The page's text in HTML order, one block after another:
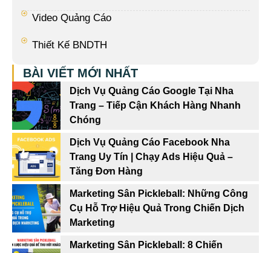
Video Quảng Cáo
Thiết Kế BNDTH
BÀI VIẾT MỚI NHẤT
Dịch Vụ Quảng Cáo Google Tại Nha
Trang – Tiếp Cận Khách Hàng Nhanh
Chóng
Dịch Vụ Quảng Cáo Facebook Nha
Trang Uy Tín | Chạy Ads Hiệu Quả –
Tăng Đơn Hàng
Marketing Sân Pickleball: Những Công
Cụ Hỗ Trợ Hiệu Quả Trong Chiến Dịch
Marketing
Marketing Sân Pickleball: 8 Chiến